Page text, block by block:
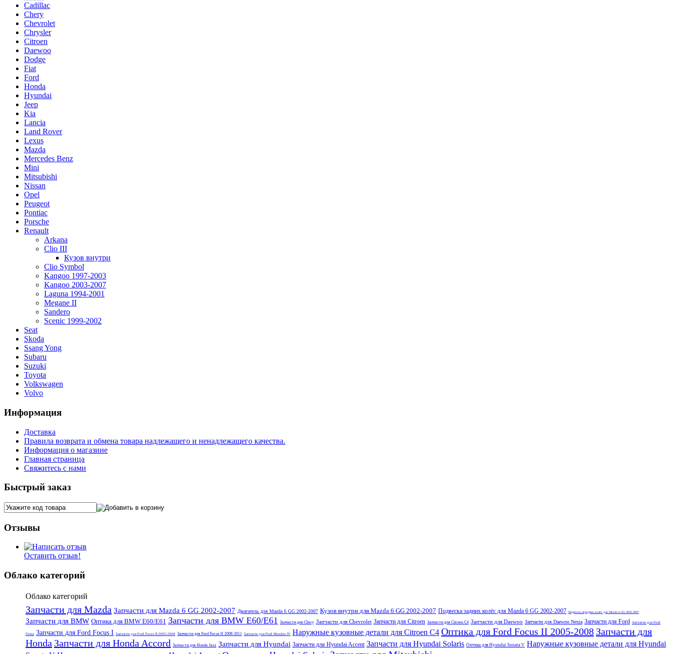
Cadillac
Chery
Chevrolet
Chrysler
Citroen
Daewoo
Dodge
Fiat
Ford
Honda
Hyundai
Jeep
Kia
Lancia
Land Rover
Lexus
Mazda
Mercedes Benz
Mini
Mitsubishi
Nissan
Opel
Peugeot
Pontiac
Porsche
Renault
Arkana
Clio III
Кузов внутри
Clio Symbol
Kangoo 1997-2003
Kangoo 2003-2007
Laguna 1994-2001
Megane II
Sandero
Scenic 1999-2002
Seat
Skoda
Ssang Yong
Subaru
Suzuki
Toyota
Volkswagen
Volvo
Информация
Доставка
Правила возврата и обмена товара надлежащего и ненадлежащего качества.
Информация о магазине
Главная страница
Свяжитесь с нами
Быстрый заказ
Отзывы
Оставить отзыв!
Облако категорий
Облако категорий
Запчасти для Mazda Запчасти для Mazda 6 GG 2002-2007 Двигатель для Mazda 6 GG 2002-2007 Кузов внутри для Mazda 6 GG 2002-2007 Подвеска задних колёс для Mazda 6 GG 2002-2007 Подвеска передних колёс для Mazda 6 GG 2002-2007
Запчасти для BMW Оптика для BMW E60/E61 Запчасти для BMW E60/E61 Запчасти для Chery Запчасти для Chevrolet Запчасти для Citroen Запчасти для Citroen C4 Запчасти для Daewoo Запчасти для Daewoo Nexia Запчасти для Ford Запчасти для Ford
Fiesta Запчасти для Ford Focus I Запчасти для Ford Focus II 2005-2008 Запчасти для Ford Focus II 2008-2011 Запчасти для Ford Mondeo IV Наружные кузовные детали для Citroen C4 Оптика для Ford Focus II 2005-2008 Запчасти для
Honda Запчасти для Honda Accord Запчасти для Honda Jazz Запчасти для Hyundai Запчасти для Hyundai Accent Запчасти для Hyundai Solaris Оптика для Hyundai Sonata V Наружные кузовные детали для Hyundai